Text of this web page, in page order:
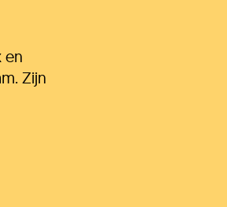
en
Zijn